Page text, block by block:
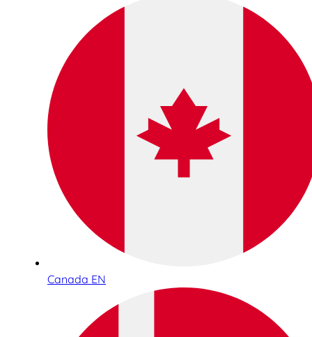
Canada EN